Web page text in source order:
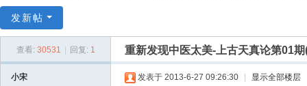
帝
发新帖
查看: 30531 回复: 1 重新发现中医太美-上古天真论第01
小宋 发表于 2013-6-27 09:26:30 显示全部楼层